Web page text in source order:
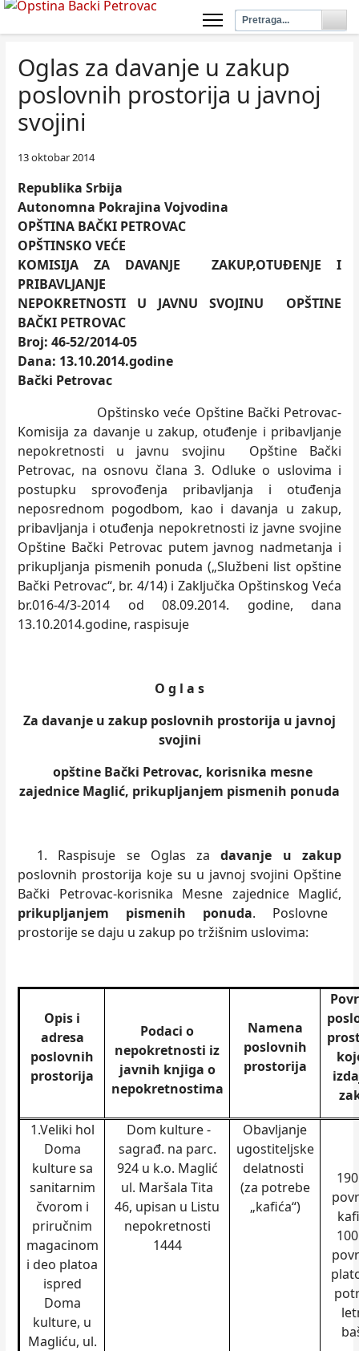
Oglas za davanje u zakup
poslovnih prostorija u javnoj
svojini
13 oktobar 2014
Republika Srbija
Autonomna Pokrajina Vojvodina
OPŠTINA BAČKI PETROVAC
OPŠTINSKO VEĆE
KOMISIJA ZA DAVANJE ZAKUP,OTUĐENJE I
PRIBAVLJANJE
NEPOKRETNOSTI U JAVNU SVOJINU OPŠTINE
BAČKI PETROVAC
Broj: 46-52/2014-05
Dana: 13.10.2014.godine
Bački Petrovac
Opštinsko veće Opštine Bački Petrovac-
Komisija za davanje u zakup, otuđenje i pribavljanje
nepokretnosti u javnu svojinu Opštine Bački
Petrovac, na osnovu člana 3. Odluke o uslovima i
postupku sprovođenja pribavljanja i otuđenja
neposrednom pogodbom, kao i davanja u zakup,
pribavljanja i otuđenja nepokretnosti iz javne svojine
Opštine Bački Petrovac putem javnog nadmetanja i
prikupljanja pismenih ponuda („Službeni list opštine
Bački Petrovac“, br. 4/14) i Zaključka Opštinskog Veća
br.016-4/3-2014 od 08.09.2014. godine, dana
13.10.2014.godine, raspisuje
O g l a s
Za davanje u zakup poslovnih prostorija u javnoj
svojini
opštine Bački Petrovac, korisnika mesne
zajednice Maglić, prikupljanjem pismenih ponuda
1. Raspisuje se Oglas zadavanje u zakup
poslovnih prostorija koje su u javnoj svojini Opštine
Bački Petrovac-korisnika Mesne zajednice Maglić,
prikupljanjem pismenih ponuda. Poslovne
prostorije se daju u zakup po tržišnim uslovima:
Opis i
adresa
poslovnih
prostorija
Podaci o
nepokretnosti iz
javnih knjiga o
nepokretnostima
Namena
poslovnih
prostorija
1.Veliki hol
Doma
kulture sa
sanitarnim
čvorom i
priručnim
magacinom
i deo platoa
ispred
Doma
kulture, u
Magliću, ul.
Dom kulture -
sagrađ. na parc.
924 u k.o. Maglić
ul. Maršala Tita
46, upisan u Listu
nepokretnosti
1444
Obavljanje
ugostiteljske
delatnosti
(za potrebe
„kafića“)